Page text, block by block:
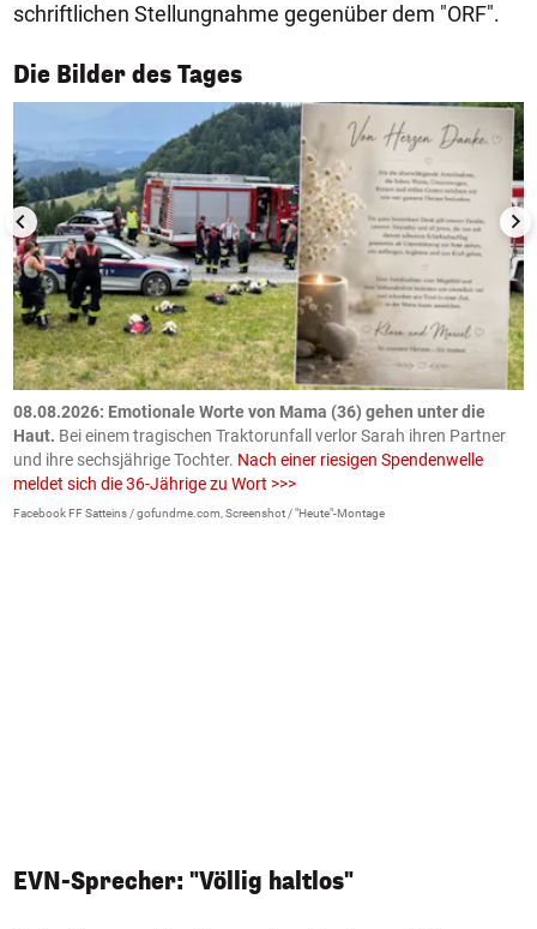
schriftlichen Stellungnahme gegenüber dem "ORF".
Die Bilder des Tages
1/50
08.08.2026: Emotionale Worte von Mama (36) gehen unter die
Haut. Bei einem tragischen Traktorunfall verlor Sarah ihren Partner
und ihre sechsjährige Tochter. Nach einer riesigen Spendenwelle
meldet sich die 36-Jährige zu Wort >>>
Facebook FF Satteins / gofundme.com, Screenshot / "Heute"-Montage
EVN-Sprecher: "Völlig haltlos"